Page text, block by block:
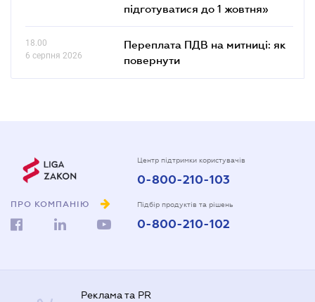
підготуватися до 1 жовтня»
18.00
6 серпня 2026
Переплата ПДВ на митниці: як
повернути
ПРО КОМПАНІЮ
Центр підтримки користувачів
0-800-210-103
Підбір продуктів та рішень
0-800-210-102
Реклама та PR